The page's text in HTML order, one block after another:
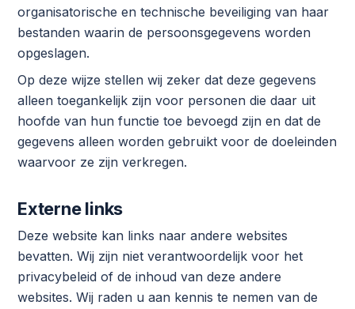
organisatorische en technische beveiliging van haar
bestanden waarin de persoonsgegevens worden
opgeslagen.
Op deze wijze stellen wij zeker dat deze gegevens
alleen toegankelijk zijn voor personen die daar uit
hoofde van hun functie toe bevoegd zijn en dat de
gegevens alleen worden gebruikt voor de doeleinden
waarvoor ze zijn verkregen.
Externe links
Deze website kan links naar andere websites
bevatten. Wij zijn niet verantwoordelijk voor het
privacybeleid of de inhoud van deze andere
websites. Wij raden u aan kennis te nemen van de